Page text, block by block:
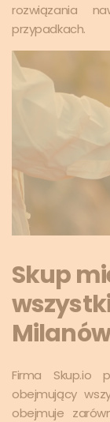
rozwiązania
przypadkach.
Skup
Firma Skup.io
obejmujący
obejmuje